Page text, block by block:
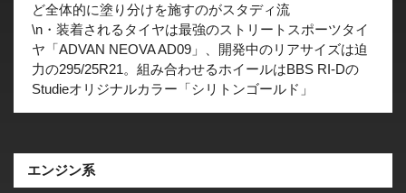
ど全体的に塗り分けを施すのがスタディ流
\n・装着されるタイヤは最強のストリートスポーツタイ
ヤ「ADVAN NEOVA AD09」、開発中のリアサイズは迫
力の295/25R21。組み合わせるホイールはBBS RI-Dの
Studieオリジナルカラー「シリトンゴールド」
エンジン系